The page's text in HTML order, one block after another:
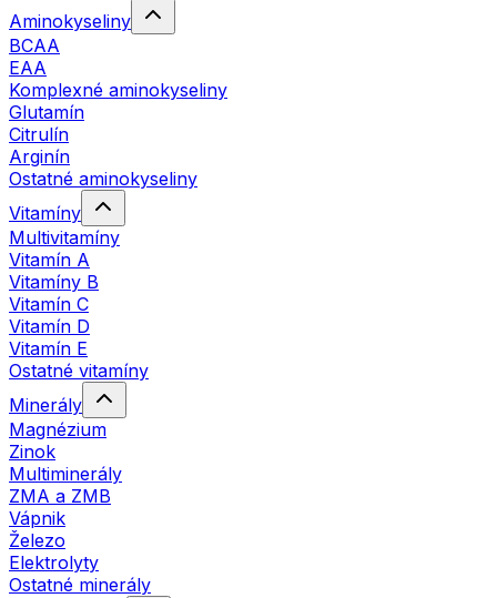
Aminokyseliny
BCAA
EAA
Komplexné aminokyseliny
Glutamín
Citrulín
Arginín
Ostatné aminokyseliny
Vitamíny
Multivitamíny
Vitamín A
Vitamíny B
Vitamín C
Vitamín D
Vitamín E
Ostatné vitamíny
Minerály
Magnézium
Zinok
Multiminerály
ZMA a ZMB
Vápnik
Železo
Elektrolyty
Ostatné minerály